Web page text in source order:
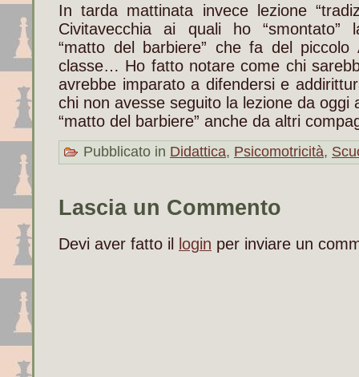
In tarda mattinata invece lezione
Civitavecchia ai quali ho “smontato”
“matto del barbiere” che fa del
classe… Ho fatto notare come chi
avrebbe imparato a difendersi e
chi non avesse seguito la lezione da oggi
“matto del barbiere” anche da altri
Pubblicato in Didattica, Psicomotricità,
Lascia un Commento
Devi aver fatto il login per inviare un